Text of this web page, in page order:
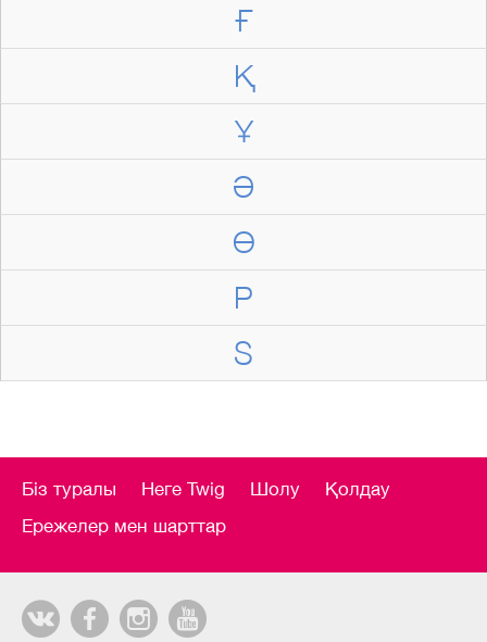
Ғ
Қ
Ұ
Ә
Ө
P
S
Біз туралы Неге Twig Шолу
Қолдау
Ережелер мен шарттар